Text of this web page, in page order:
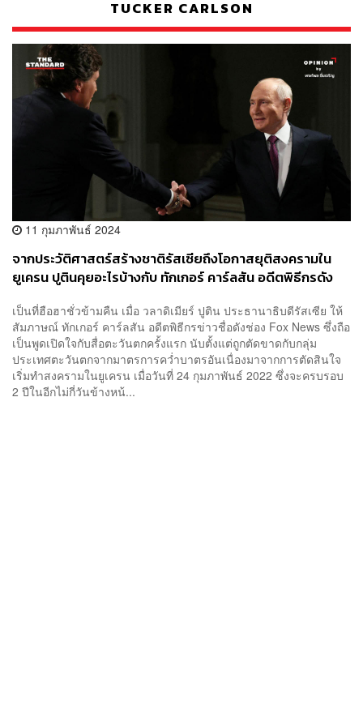
TUCKER CARLSON
11 กุมภาพันธ์ 2024
จากประวัติศาสตร์สร้างชาติรัสเซียถึงโอกาสยุติสงครามใน
ยูเครน ปูตินคุยอะไรบ้างกับ ทักเกอร์ คาร์ลสัน อดีตพิธีกรดัง
เป็นที่ฮือฮาชั่วข้ามคืน เมื่อ วลาดิเมียร์ ปูติน ประธานาธิบดีรัสเซีย ให้
สัมภาษณ์ ทักเกอร์ คาร์ลสัน อดีตพิธีกรข่าวชื่อดังช่อง Fox News ซึ่งถือ
เป็นพูดเปิดใจกับสื่อตะวันตกครั้งแรก นับตั้งแต่ถูกตัดขาดกับกลุ่ม
ประเทศตะวันตกจากมาตรการคว่ำบาตรอันเนื่องมาจากการตัดสินใจ
เริ่มทำสงครามในยูเครน เมื่อวันที่ 24 กุมภาพันธ์ 2022 ซึ่งจะครบรอบ
2 ปีในอีกไม่กี่วันข้างหน้...